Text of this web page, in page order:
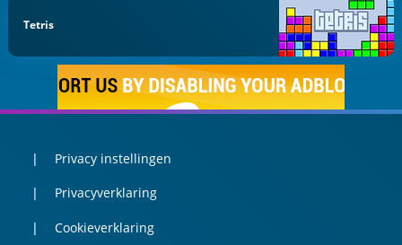
Tetris
Privacy instellingen
Privacyverklaring
Cookieverklaring